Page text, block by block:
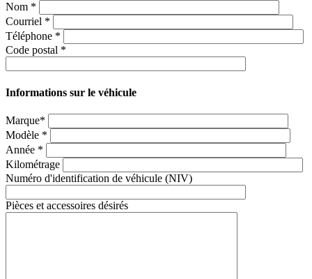
Nom *
Courriel *
Téléphone *
Code postal *
Informations sur le véhicule
Marque*
Modèle *
Année *
Kilométrage
Numéro d'identification de véhicule (NIV)
Pièces et accessoires désirés